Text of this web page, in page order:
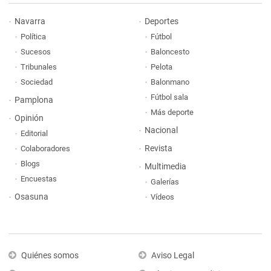
Navarra
Política
Sucesos
Tribunales
Sociedad
Pamplona
Opinión
Editorial
Colaboradores
Blogs
Encuestas
Osasuna
Deportes
Fútbol
Baloncesto
Pelota
Balonmano
Fútbol sala
Más deporte
Nacional
Revista
Multimedia
Galerías
Vídeos
Quiénes somos
Aviso Legal